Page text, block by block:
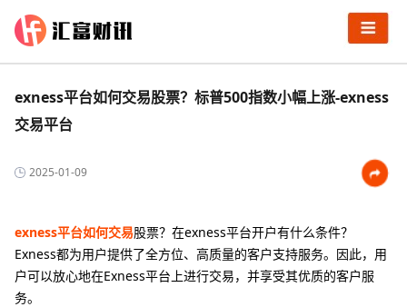
exness平台如何交易股票？标普500指数小幅上涨-exness
交易平台
2025-01-09
exness平台如何交易股票？在exness平台开户有什么条件？
Exness都为用户提供了全方位、高质量的客户支持服务。因此，用
户可以放心地在Exness平台上进行交易，并享受其优质的客户服
务。